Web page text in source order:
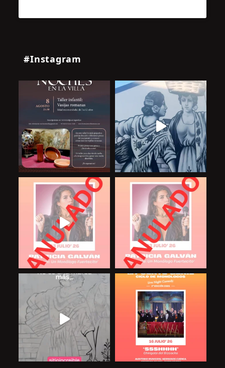
#Instagram